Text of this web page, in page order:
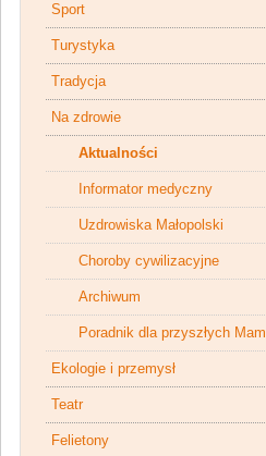
Sport
Turystyka
Tradycja
Na zdrowie
Aktualności
Informator medyczny
Uzdrowiska Małopolski
Choroby cywilizacyjne
Archiwum
Poradnik dla przyszłych Mam
Ekologie i przemysł
Teatr
Felietony